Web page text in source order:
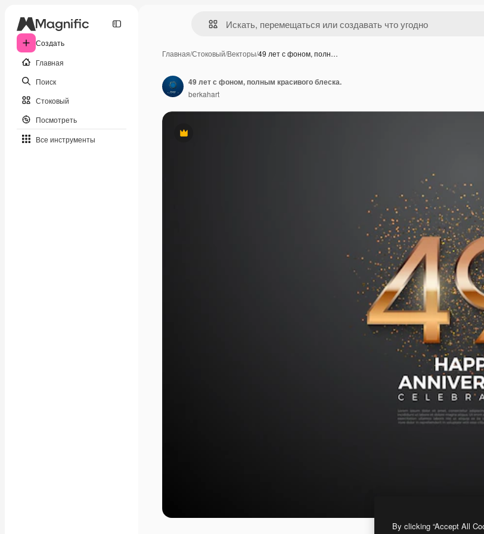
Создать
Главная
Поиск
Стоковый
Посмотреть
Все инструменты
Главная/Стоковый/Векторы/49 лет с фоном, полн…
Премиум
49 лет с фоном, полным красивого блеска.
berkahart
By clicking “Accept All